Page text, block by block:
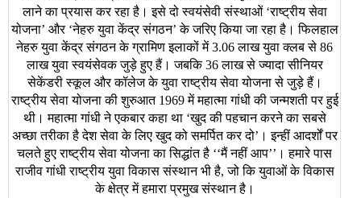
लानेकाप्रयासकररहाहै। इसेदोस्वयंसेवीसंस्थाओं ‘राष्ट्रीयसेवा
योजना’ और ‘नेहरुयुवाकेंद्रसंगठन’ केजरिएकियाजारहाहै। फिलहाल
नेहरुयुवाकेंद्रसंगठनकेग्रामिणइलाकोंमें3.06लाखयुवाक्लबसे 86
लाखयुवास्वयंसेवकजुड़ेहुएहैं। जबकि36लाखसेज्यादासीनियर
सेकेंडरीस्कूल औरकॉलेजकेयुवाराष्ट्रीयसेवायोजनासेजुड़ेहैं।
राष्ट्रीयसेवायोजनाकीशुरुआत1969मेंमहात्मागांधीकीजन्मशतीपरहुई
थी। महात्मागांधीनेएकबारकहा था ‘खुदकीपहचानकरनेकासबसे
अच्छातरीकाहैदेशसेवाकेलिएखुदकोसमर्पितकरदो’ । इन्हीं आदर्शोंपर
चलतेहुएराष्ट्रीयसेवायोजनाकासिद्धांतहै ‘‘मैंनहींआप’’ । हमारेपास
राजीवगांधीराष्ट्रीययुवाविकाससंस्थान भीहै,जोकियुवाओंकेविकास
के क्षेत्रमेंहमाराप्रमुखसंस्थानहै।